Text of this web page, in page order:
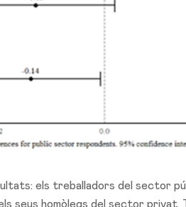
els treballadors del sector
seus homòlegs del sector privat.